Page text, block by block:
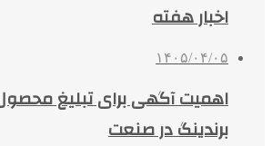
اخبار هفته
۱۴۰۵/۰۴/۰۵
اهمیت آگهی برای تبلیغ
برندینگ در صنعت